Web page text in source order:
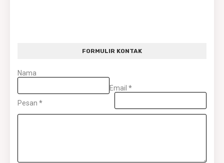
FORMULIR KONTAK
Nama
Email *
Pesan *